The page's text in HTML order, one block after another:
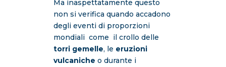
Ma inaspettatamente questo
non si verifica quando accadono
degli eventi di proporzioni
mondiali come il crollo delle
torri gemelle, le eruzioni
vulcaniche o durante i